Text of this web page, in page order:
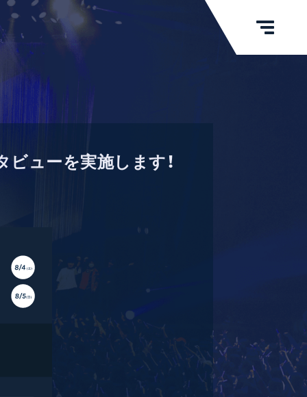
ビューを実施します！